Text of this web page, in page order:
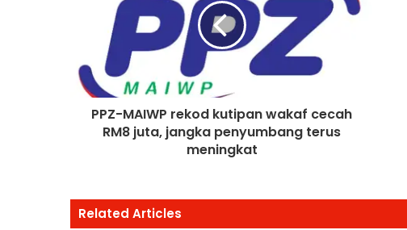
PPZ-MAIWP rekod kutipan wakaf cecah
RM8 juta, jangka penyumbang terus
meningkat
Related Articles